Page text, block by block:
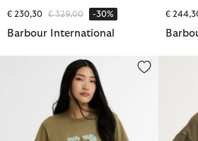
€ 230,30 Prezzo ridotto da
€ 329,00a -30%
Barbour International
€